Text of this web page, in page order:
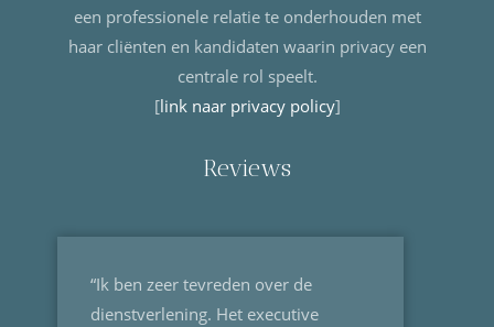
een professionele relatie te onderhouden met
haar cliënten en kandidaten waarin privacy een
centrale rol speelt.
[link naar privacy policy]
Reviews
“Ik ben zeer tevreden over de
dienstverlening. Het executive